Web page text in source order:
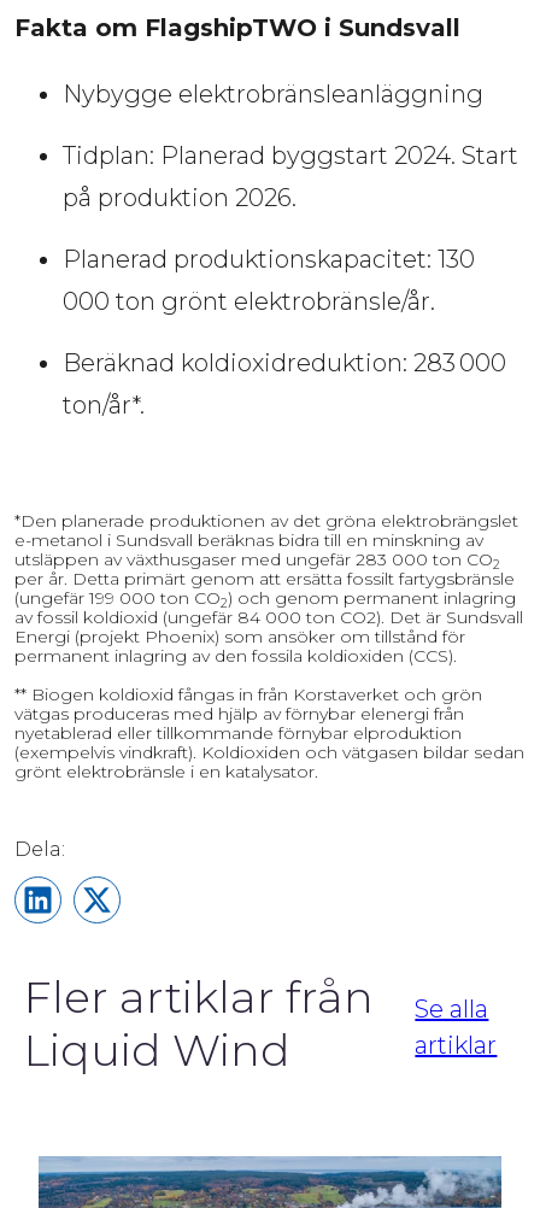
Fakta om FlagshipTWO i Sundsvall
Nybygge elektrobränsleanläggning
Tidplan: Planerad byggstart 2024. Start
på produktion 2026.
Planerad produktionskapacitet: 130
000 ton grönt elektrobränsle/år.
Beräknad koldioxidreduktion: 283 000
ton/år*.
*Den planerade produktionen av det gröna elektrobrängslet
e-metanol i Sundsvall beräknas bidra till en minskning av
utsläppen av växthusgaser med ungefär 283 000 ton CO2
per år. Detta primärt genom att ersätta fossilt fartygsbränsle
(ungefär 199 000 ton CO2) och genom permanent inlagring
av fossil koldioxid (ungefär 84 000 ton CO2). Det är Sundsvall
Energi (projekt Phoenix) som ansöker om tillstånd för
permanent inlagring av den fossila koldioxiden (CCS).
** Biogen koldioxid fångas in från Korstaverket och grön
vätgas produceras med hjälp av förnybar elenergi från
nyetablerad eller tillkommande förnybar elproduktion
(exempelvis vindkraft). Koldioxiden och vätgasen bildar sedan
grönt elektrobränsle i en katalysator.
Share on LinkedIn
Share on X
Fler artiklar från
Liquid Wind
Se alla
artiklar